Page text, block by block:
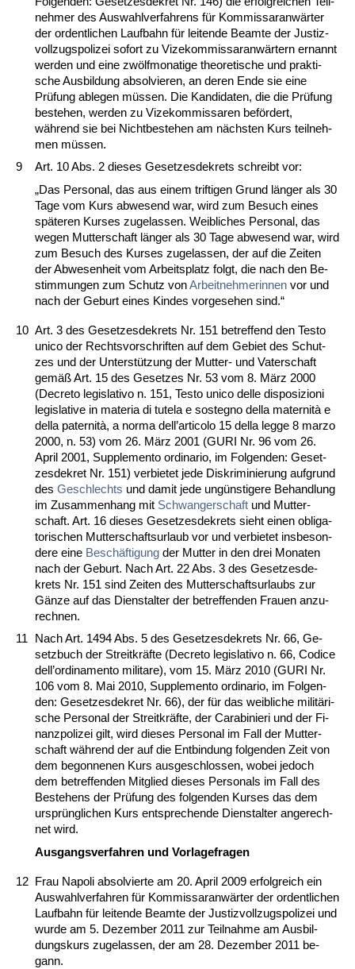
neh­mer des Aus­wahl­ver­fah­rens für Kom­mis­sar­anwärter
der or­dent­li­chen Lauf­bahn für lei­ten­de Be­am­te der Jus­tiz­
voll­zugs­po­li­zei so­fort zu Vi­ze­kom­mis­sar­anwärtern er­nannt
wer­den und ei­ne zwölf­mo­na­ti­ge theo­re­ti­sche und prak­ti­
sche Aus­bil­dung ab­sol­vie­ren, an de­ren En­de sie ei­ne
Prüfung ab­le­gen müssen. Die Kan­di­da­ten, die die Prüfung
be­ste­hen, wer­den zu Vi­ze­kom­mis­sa­ren befördert,
während sie bei Nicht­be­ste­hen am nächs­ten Kurs teil­neh­
men müssen.
9
Art. 10 Abs. 2 die­ses Ge­set­zes­de­krets schreibt vor:
„Das Per­so­nal, das aus ei­nem trif­ti­gen Grund länger als 30
Ta­ge vom Kurs ab­we­send war, wird zum Be­such ei­nes
späte­ren Kur­ses zu­ge­las­sen. Weib­li­ches Per­so­nal, das
we­gen Mut­ter­schaft länger als 30 Ta­ge ab­we­send war, wird
zum Be­such des Kur­ses zu­ge­las­sen, der auf die Zei­ten
der Ab­we­sen­heit vom Ar­beits­platz folgt, die nach den Be­
stim­mun­gen zum Schutz vonAr­beit­neh­me­rin­nen vor und
nach der Ge­burt ei­nes Kin­des vor­ge­se­hen sind.“
10 Art. 3 des Ge­set­zes­de­krets Nr. 151 be­tref­fend den Tes­to
uni­co der Rechts­vor­schrif­ten auf dem Ge­biet des Schut­
zes und der Un­terstützung der Mut­ter- und Va­ter­schaft
gemäß Art. 15 des Ge­set­zes Nr. 53 vom 8. März 2000
(De­cre­to le­gis­la­tivo n. 151, Tes­to uni­co del­le dis­po­si­zio­ni
le­gis­la­ti­ve in ma­te­ria di tu­te­la e so­ste­g­no del­la ma­ter­nità e
del­la pa­ter­nità, a nor­ma dell’ar­ti­co­lo 15 del­la leg­ge 8 mar­zo
2000, n. 53) vom 26. März 2001 (GURI Nr. 96 vom 26.
April 2001, Supple­men­to or­di­na­rio, im Fol­gen­den: Ge­set­
zes­de­kret Nr. 151) ver­bie­tet je­de Dis­kri­mi­nie­rung auf­grund
des Ge­schlechts und da­mit je­de ungüns­ti­ge­re Be­hand­lung
im Zu­sam­men­hang mit Schwan­ger­schaft und Mut­ter­
schaft. Art. 16 die­ses Ge­set­zes­de­krets sieht ei­nen ob­li­ga­
to­ri­schen Mut­ter­schafts­ur­laub vor und ver­bie­tet ins­be­son­
de­re ei­ne Beschäfti­gung der Mut­ter in den drei Mo­na­ten
nach der Ge­burt. Nach Art. 22 Abs. 3 des Ge­set­zes­de­
krets Nr. 151 sind Zei­ten des Mut­ter­schafts­ur­laubs zur
Gänze auf das Dienst­al­ter der be­tref­fen­den Frau­en an­zu­
rech­nen.
11
Nach Art. 1494 Abs. 5 des Ge­set­zes­de­krets Nr. 66, Ge­
setz­buch der Streit­kräfte (De­cre­to le­gis­la­tivo n. 66, Co­di­ce
dell’or­di­na­men­to mi­li­t­are), vom 15. März 2010 (GURI Nr.
106 vom 8. Mai 2010, Supple­men­to or­di­na­rio, im Fol­gen­
den: Ge­set­zes­de­kret Nr. 66), der für das weib­li­che mi­litäri­
sche Per­so­nal der Streit­kräfte, der Ca­ra­bi­nie­ri und der Fi­
nanz­po­li­zei gilt, wird die­ses Per­so­nal im Fall der Mut­ter­
schaft während der auf die Ent­bin­dung fol­gen­den Zeit von
dem be­gon­ne­nen Kurs aus­ge­schlos­sen, wo­bei je­doch
dem be­tref­fen­den Mit­glied die­ses Per­so­nals im Fall des
Be­ste­hens der Prüfung des fol­gen­den Kur­ses das dem
ursprüng­li­chen Kurs ent­spre­chen­de Dienst­al­ter an­ge­rech­
net wird.
Aus­gangs­ver­fah­ren und Vor­la­ge­fra­gen
12 Frau Na­po­li ab­sol­vier­te am 20. April 2009 er­folg­reich ein
Aus­wahl­ver­fah­ren für Kom­mis­sar­anwärter der or­dent­li­chen
Lauf­bahn für lei­ten­de Be­am­te der Jus­tiz­voll­zugs­po­li­zei und
wur­de am 5. De­zem­ber 2011 zur Teil­nah­me am Aus­bil­
dungs­kurs zu­ge­las­sen, der am 28. De­zem­ber 2011 be­
gann.